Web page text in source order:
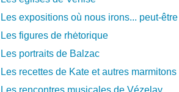
Les expositions où nous irons... peut-être
Les figures de rhėtorique
Les portraits de Balzac
Les recettes de Kate et autres marmitons
Les rencontres musicales de Vézelay